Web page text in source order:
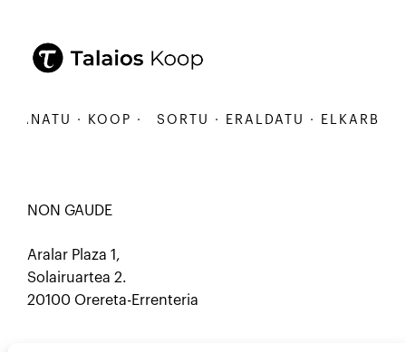
· KOOP · SORTU · ERALDATU ·
NON GAUDE
Aralar Plaza 1,
Solairuartea 2.
20100 Orereta-Errenteria